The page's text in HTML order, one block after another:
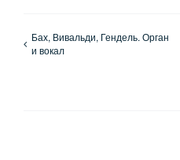
Бах, Вивальди, Гендель. Орган
и вокал